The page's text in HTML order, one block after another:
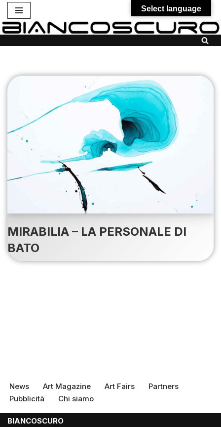
Vai
MIRABILIA – LA PERSONALE DI
BATO
News Art Magazine Art Fairs
Partners
Pubblicità
Chi siamo
BIANCOSCURO
Select language